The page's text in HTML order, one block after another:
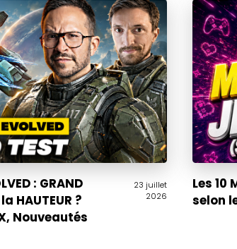
23 juillet
2026
: GRAND
HAUTEUR ?
Nouveautés
Les 10
selon